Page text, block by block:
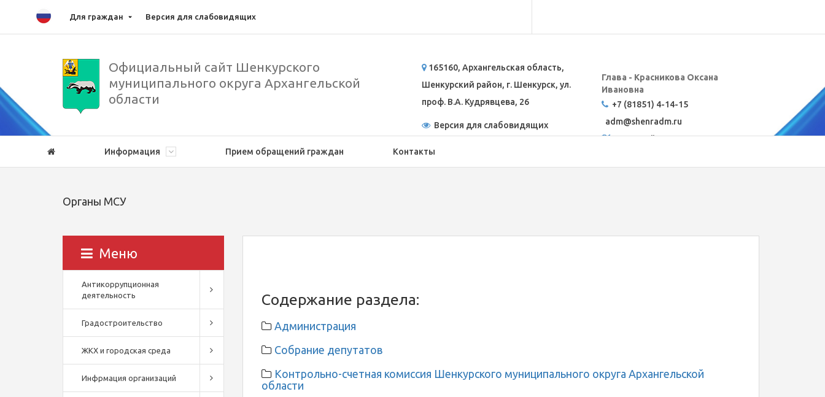
Для граждан Версия для слабовидящих
Официальный сайт Шенкурского
муниципального округа Архангельской
области
165160, Архангельская область,
Шенкурский район, г. Шенкурск, ул.
проф. В.А. Кудрявцева, 26
Версия для слабовидящих
Глава - Красникова Оксана
Ивановна
+7 (81851) 4-14-15
adm@shenradm.ru
Карта сайта
Информация
Прием обращений граждан Контакты
Органы МСУ
Меню
Антикоррупционная
деятельность
Градостроительство
ЖКХ и городская среда
Инфрмация организаций
Содержание раздела:
Администрация
Собрание депутатов
Контрольно-счетная комиссия Шенкурского муниципального округа Архангельской
области